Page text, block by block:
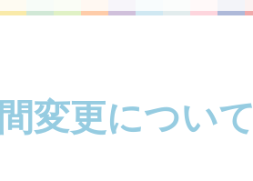
変更について